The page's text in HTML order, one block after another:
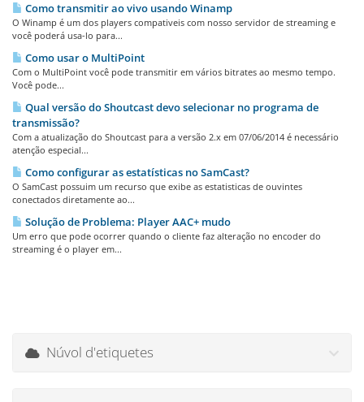
Como transmitir ao vivo usando Winamp
O Winamp é um dos players compativeis com nosso servidor de streaming e
você poderá usa-lo para...
Como usar o MultiPoint
Com o MultiPoint você pode transmitir em vários bitrates ao mesmo tempo.
Você pode...
Qual versão do Shoutcast devo selecionar no programa de
transmissão?
Com a atualização do Shoutcast para a versão 2.x em 07/06/2014 é necessário
atenção especial...
Como configurar as estatísticas no SamCast?
O SamCast possuim um recurso que exibe as estatisticas de ouvintes
conectados diretamente ao...
Solução de Problema: Player AAC+ mudo
Um erro que pode ocorrer quando o cliente faz alteração no encoder do
streaming é o player em...
Núvol d'etiquetes